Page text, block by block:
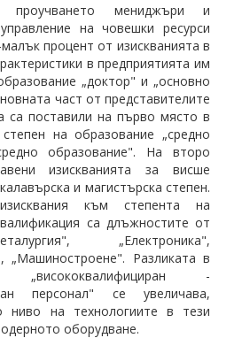
проучването мениджъри и
на човешки ресурси
процент от изискванията в
в предприятията им
„доктор" и „основно
част от представителите
са поставили на първо място в
на образование „средно
образование". На второ
изискванията за висше
и магистърска степен.
към степента на
са длъжностите от
„Електроника",
„Машиностроене". Разликата в
„висококвалифициран -
персонал" се увеличава,
ниво на технологиите в тези
оборудване.